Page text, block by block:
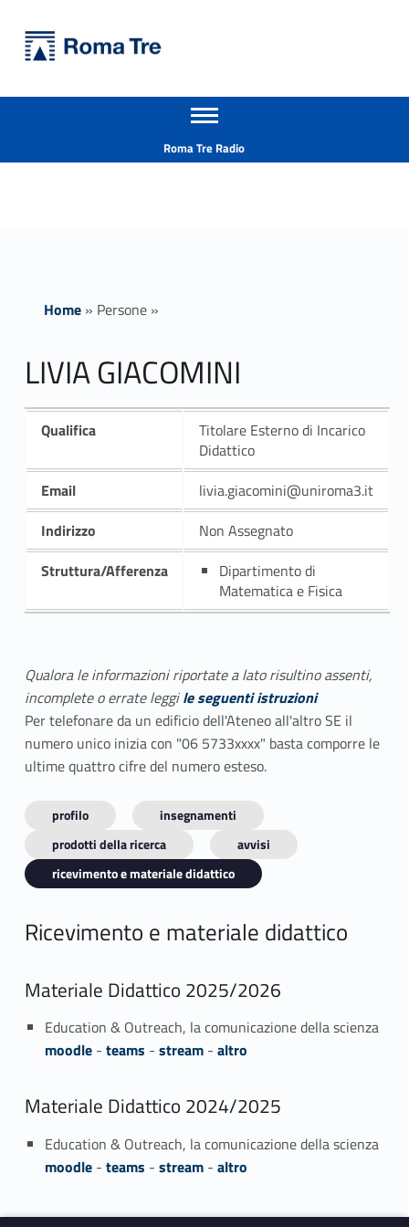
LIVIA GIACOMINI - Università Roma Tre
Apri il menu secondario
Roma Tre Radio
Home» Persone»
LIVIA GIACOMINI
Qualifica
Titolare Esterno di Incarico
Didattico
Email
livia.giacomini@uniroma3.it
Indirizzo
Non Assegnato
Struttura/Afferenza
Dipartimento di
Matematica e Fisica
Qualora le informazioni riportate a lato risultino assenti,
incomplete o errate leggile seguenti istruzioni
Per telefonare da un edificio dell'Ateneo all'altro SE il
numero unico inizia con "06 5733xxxx" basta comporre le
ultime quattro cifre del numero esteso.
profilo
insegnamenti
prodotti della ricerca
avvisi
ricevimento e materiale didattico
Ricevimento e materiale didattico
Materiale Didattico 2025/2026
Education & Outreach, la comunicazione della scienza
moodle- teams - stream- altro
Materiale Didattico 2024/2025
Education & Outreach, la comunicazione della scienza
moodle- teams - stream- altro